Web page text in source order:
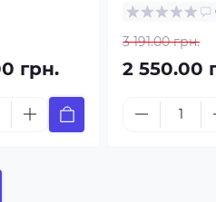
грн.
3 191.00 грн.
2 550.00